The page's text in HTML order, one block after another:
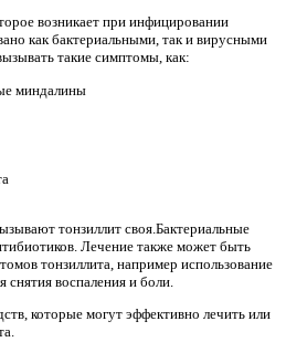
возникает при инфицировании
как бактериальными, так и вирусными
такие симптомы, как:
миндалины
тонзиллит своя.Бактериальные
Лечение также может быть
тонзиллита, например использование
воспаления и боли.
которые могут эффективно лечить или